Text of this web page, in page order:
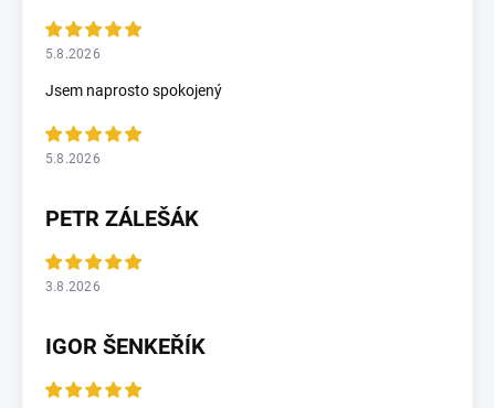
5.8.2026
Jsem naprosto spokojený
5.8.2026
PETR ZÁLEŠÁK
3.8.2026
IGOR ŠENKEŘÍK